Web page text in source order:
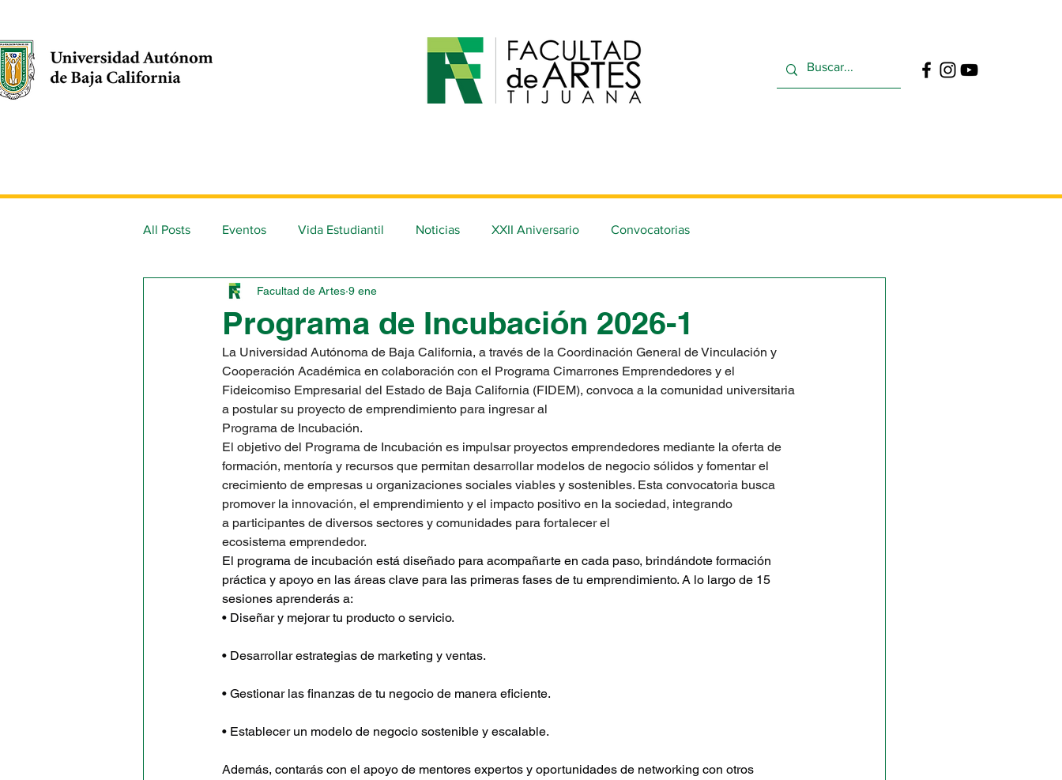
All Posts Eventos Vida Estudiantil Noticias XXII Aniversario Convocatorias
Programa de Incubación 2026-1
Facultad de Artes 9 ene
La Universidad Autónoma de Baja California, a través de la Coordinación General de Vinculación y
Cooperación Académica en colaboración con el Programa Cimarrones Emprendedores y el
Fideicomiso Empresarial del Estado de Baja California (FIDEM), convoca a la comunidad universitaria
a postular su proyecto de emprendimiento para ingresar al
Programa de Incubación.
El objetivo del Programa de Incubación es impulsar proyectos emprendedores mediante la oferta de
formación, mentoría y recursos que permitan desarrollar modelos de negocio sólidos y fomentar el
crecimiento de empresas u organizaciones sociales viables y sostenibles. Esta convocatoria busca
promover la innovación, el emprendimiento y el impacto positivo en la sociedad, integrando
a participantes de diversos sectores y comunidades para fortalecer el
ecosistema emprendedor.
El programa de incubación está diseñado para acompañarte en cada paso, brindándote formación
práctica y apoyo en las áreas clave para las primeras fases de tu emprendimiento. A lo largo de 15
sesiones aprenderás a:
• Diseñar y mejorar tu producto o servicio.
• Desarrollar estrategias de marketing y ventas.
• Gestionar las finanzas de tu negocio de manera eficiente.
• Establecer un modelo de negocio sostenible y escalable.
Además, contarás con el apoyo de mentores expertos y oportunidades de networking con otros